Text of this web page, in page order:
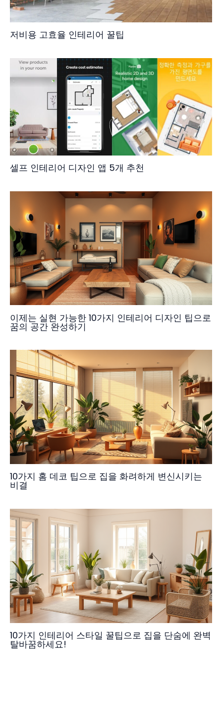
저비용 고효율 인테리어 꿀팁
셀프 인테리어 디자인 앱 5개 추천
이제는 실현 가능한 10가지 인테리어 디자인 팁으로
꿈의 공간 완성하기
10가지 홈 데코 팁으로 집을 화려하게 변신시키는
비결
10가지 인테리어 스타일 꿀팁으로 집을 단숨에 완벽
탈바꿈하세요!